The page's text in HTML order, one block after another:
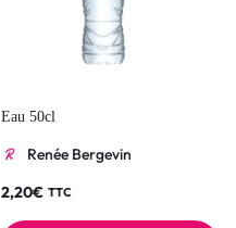
Eau 50cl
Renée Bergevin
2,20€ TTC